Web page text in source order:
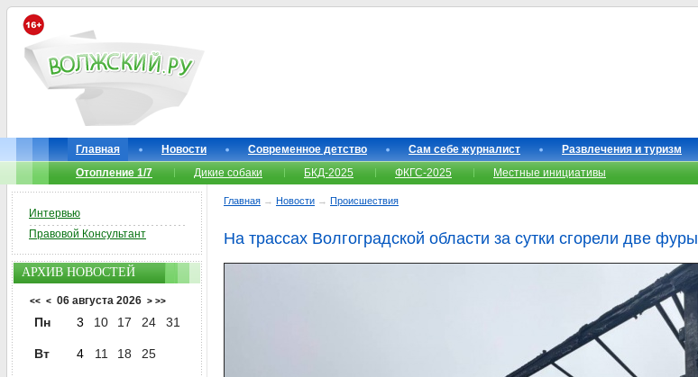
Главная Новости Современное детство Сам себе журналист
Развлечения и туризм
Отопление 1/7
Дикие собаки БКД-2025 ФКГС-2025 Местные инициативы
Главная → Новости → Происшествия
На трассах Волгоградской области за сутки сгорели две фуры
Интервью
Правовой Консультант
АРХИВ НОВОСТЕЙ
<< < 06 августа 2026 > >>
Пн 3 10 17 24 31
Вт 4 11 18 25